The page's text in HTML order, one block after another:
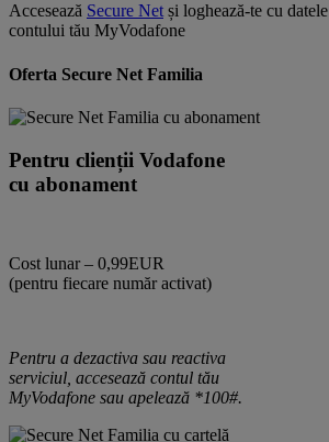
Accesează Secure Netși loghează-te cu datele
contului tău MyVodafone
Oferta Secure Net Familia
Pentru clienții Vodafone
cu abonament
Cost lunar – 0,99EUR
(pentru fiecare număr activat)
Pentru a dezactiva sau reactiva
serviciul, accesează contul tău
MyVodafone sau apelează *100#.